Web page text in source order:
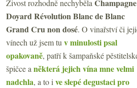
Živost rozhodně nechyběla Champagne
Doyard Révolution Blanc de Blanc
Grand Cru non dosé. O vinařství či
vínech už jsem tu v minulosti psal
opakovaně, patří k šampaňské
špičce a některá jejich vína mne velmi
nadchla, a to i ve slepé degustaci pro